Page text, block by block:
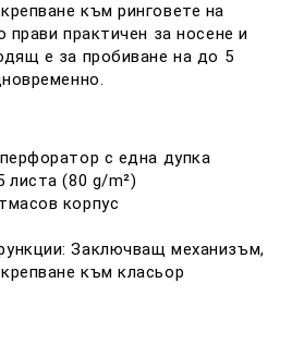
към ринговете на
прави практичен за носене и
е за пробиване на до 5
с една дупка
листа (80 g/m²)
корпус
Заключващ механизъм,
към класьор